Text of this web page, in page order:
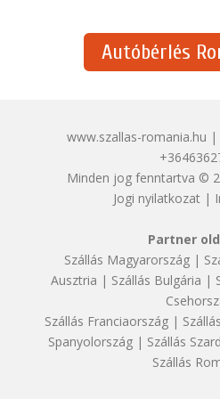
Autóbérlés
www.szallas-romania.hu
Minden jog fenntartva ©
Jogi nyilatkozat|
Partner
Szállás Magyarország|
Ausztria | Szállás Bulgária |
Szállás Franciaország|
Spanyolország | Szállás
Szállás